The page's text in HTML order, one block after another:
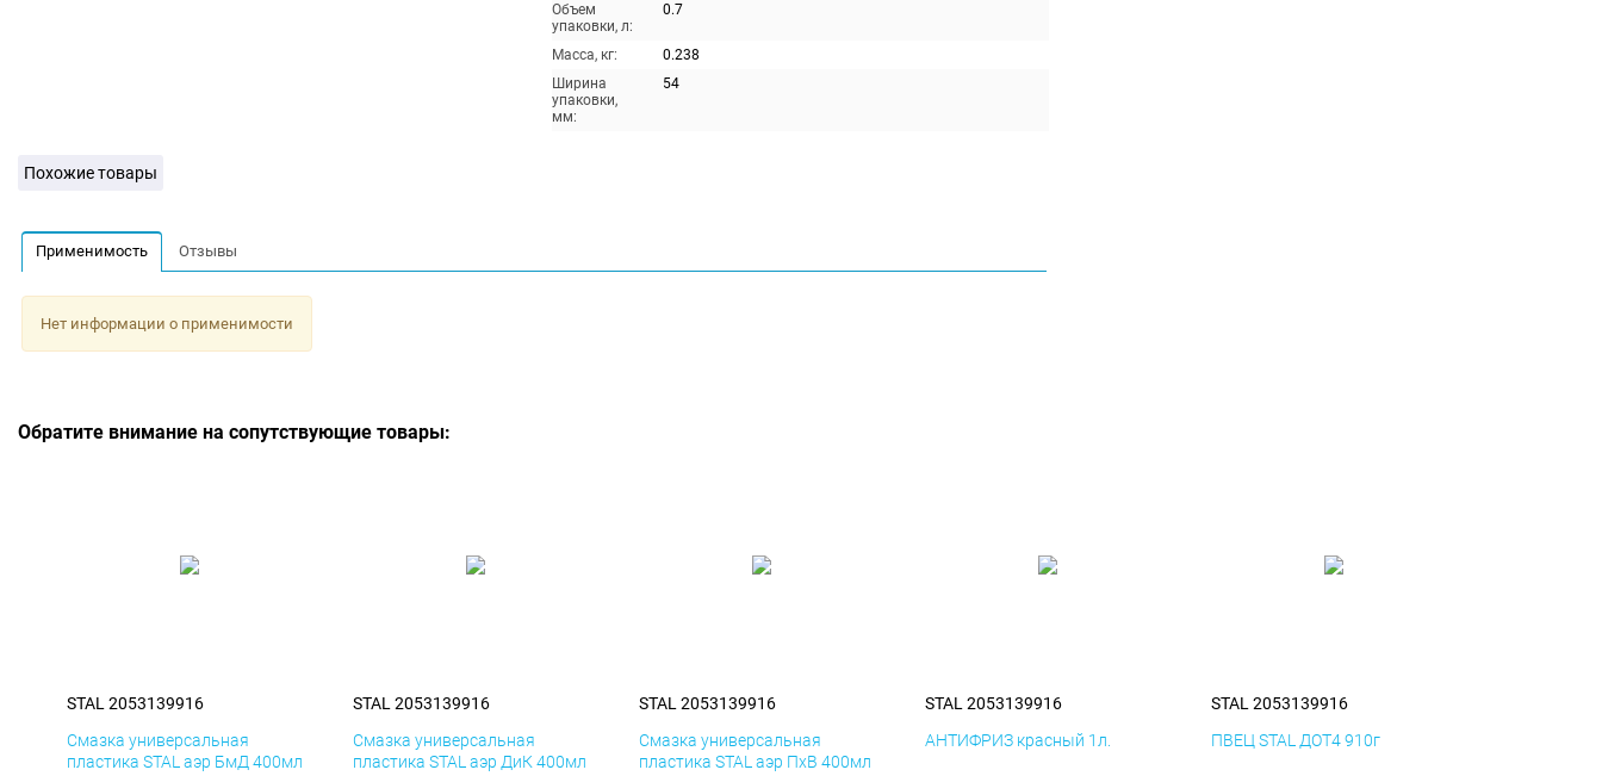
Объем
упаковки, л:
0.7
Масса, кг:
0.238
Ширина
упаковки,
мм:
54
Похожие товары
Применимость Отзывы
Нет информации о применимости
Обратите внимание на сопутствующие товары:
STAL 2053139916
Смазка универсальная
пластика STAL аэр БмД 400мл
STAL 2053139916
Смазка универсальная
пластика STAL аэр ДиК 400мл
STAL 2053139916
Смазка универсальная
пластика STAL аэр ПхВ 400мл
STAL 2053139916
АНТИФРИЗ красный 1л.
STAL 2053139916
ПВЕЦ STAL ДОТ4 910г